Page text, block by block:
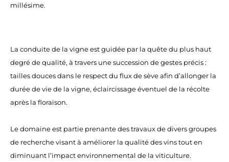
millésime.
La conduite de la vigne est guidée par la quête du plus haut
degré de qualité, à travers une succession de gestes précis :
tailles douces dans le respect du flux de sève afin d’allonger la
durée de vie de la vigne, éclaircissage éventuel de la récolte
après la floraison.
Le domaine est partie prenante des travaux de divers groupes
de recherche visant à améliorer la qualité des vins tout en
diminuant l’impact environnemental de la viticulture.